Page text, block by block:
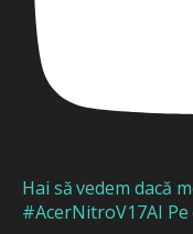
Hai să vedem dacă
#AcerNitroV17AI